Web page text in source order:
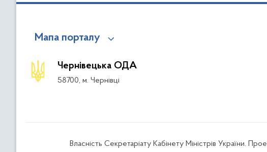
Мапа порталу
Чернівецька ОДА
58700, м. Чернівці
Власність Секретаріату Кабінету Міністрів України.